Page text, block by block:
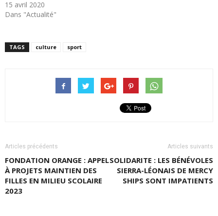
15 avril 2020
Dans "Actualité"
TAGS culture sport
Articles précédents
FONDATION ORANGE : APPEL
À PROJETS MAINTIEN DES
FILLES EN MILIEU SCOLAIRE
2023
Articles suivants
SOLIDARITE : LES BÉNÉVOLES
SIERRA-LÉONAIS DE MERCY
SHIPS SONT IMPATIENTS